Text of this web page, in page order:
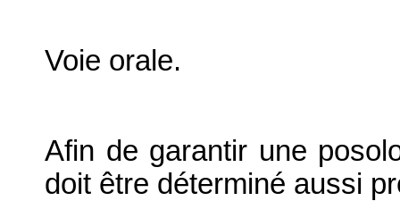
Voie orale.
Afin de garantir une
doit être déterminé aussi